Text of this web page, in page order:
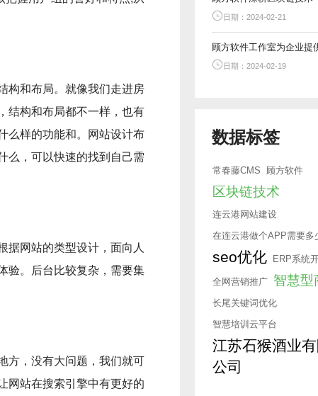
构和布局。就像我们走进房
结构和布局都不一样，也有
么样的功能和。网站设计布
么，可以快速的找到自己需
据网站的类型设计，面向人
验。后台比较复杂，需要集
方，没有大问题，我们就可
网站在搜索引擎中有更好的
日期：2024-02-21
日期：2024-02-19
数据标签
常春藤CMS 顾方软件
区块链技术
连云港网站建设
在连云港做个APP需要多
seo优化 ERP系统
全网营销推广 智慧型
长尾关键词优化
智慧培训云平台
江苏石猴酒业
公司